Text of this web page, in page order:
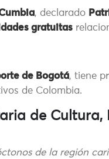
, declarado
gratuitas
de Bogotá, tiene
de Colombia.
de Cultura,
de la región